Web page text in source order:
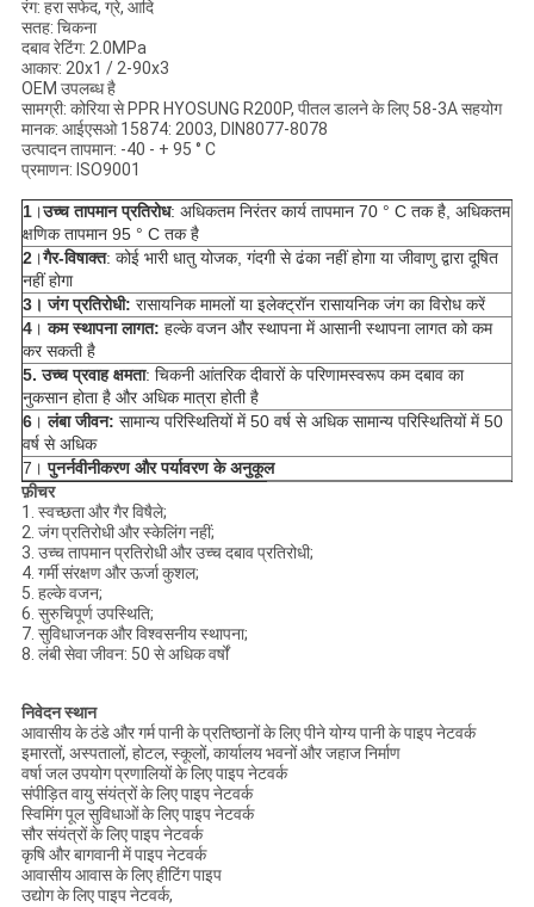
रंग: हरा सफेद, ग्रे, आदि
सतह: चिकना
दबाव रेटिंग: 2.0MPa
आकार: 20x1 / 2-90x3
OEM उपलब्ध है
सामग्री: कोरिया से PPR HYOSUNG R200P, पीतल डालने के लिए 58-3A सहयोग
मानक: आईएसओ 15874: 2003, DIN8077-8078
उत्पादन तापमान: -40 - + 95 ° C
प्रमाणन: ISO9001
1।उच्च तापमान प्रतिरोध: अधिकतम निरंतर कार्य तापमान 70 ° C तक है, अधिकतम
क्षणिक तापमान 95 ° C तक है
2।गैर-विषाक्त: कोई भारी धातु योजक, गंदगी से ढंका नहीं होगा या जीवाणु द्वारा दूषित
नहीं होगा
3। जंग प्रतिरोधी: रासायनिक मामलों या इलेक्ट्रॉन रासायनिक जंग का विरोध करें
4।कम स्थापना लागत: हल्के वजन और स्थापना में आसानी स्थापना लागत को कम
कर सकती है
5. उच्च प्रवाह क्षमता: चिकनी आंतरिक दीवारों के परिणामस्वरूप कम दबाव का
नुकसान होता है और अधिक मात्रा होती है
6।लंबा जीवन: सामान्य परिस्थितियों में 50 वर्ष से अधिक सामान्य परिस्थितियों में 50
वर्ष से अधिक
7।पुनर्नवीनीकरण और पर्यावरण के अनुकूल
फ़ीचर
1. स्वच्छता और गैर विषैले;
2. जंग प्रतिरोधी और स्केलिंग नहीं;
3. उच्च तापमान प्रतिरोधी और उच्च दबाव प्रतिरोधी;
4. गर्मी संरक्षण और ऊर्जा कुशल;
5. हल्के वजन;
6. सुरुचिपूर्ण उपस्थिति;
7. सुविधाजनक और विश्वसनीय स्थापना;
8. लंबी सेवा जीवन: 50 से अधिक वर्षों
निवेदन स्थान
आवासीय के ठंडे और गर्म पानी के प्रतिष्ठानों के लिए पीने योग्य पानी के पाइप नेटवर्क
इमारतों, अस्पतालों, होटल, स्कूलों, कार्यालय भवनों और जहाज निर्माण
वर्षा जल उपयोग प्रणालियों के लिए पाइप नेटवर्क
संपीड़ित वायु संयंत्रों के लिए पाइप नेटवर्क
स्विमिंग पूल सुविधाओं के लिए पाइप नेटवर्क
सौर संयंत्रों के लिए पाइप नेटवर्क
कृषि और बागवानी में पाइप नेटवर्क
आवासीय आवास के लिए हीटिंग पाइप
उद्योग के लिए पाइप नेटवर्क,